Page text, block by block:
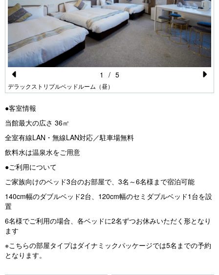
Pr
e
vi
o
u
s
デラックストリプルベッドルーム（昼）
1 / 5
●客室情報
当館最大の広さ 36㎡
全室有線LAN・無線LAN対応／駐車場無料
飲料水は温泉水をご用意
●ご利用について
ご家族向けのベッド3台のお部屋で、3名～6名様まで宿泊可能
140cm幅のダブルベッド2台、120cm幅のセミダブルベッド1台を設
置
6名様でご利用の場合、各ベッドに2名ずつお休みいただく形となり
ます
※こちらの部屋タイプはダイナミックパッケージでは5名までの予約
となります。